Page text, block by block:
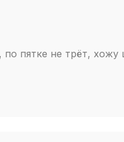
по пятке не трёт, хожу